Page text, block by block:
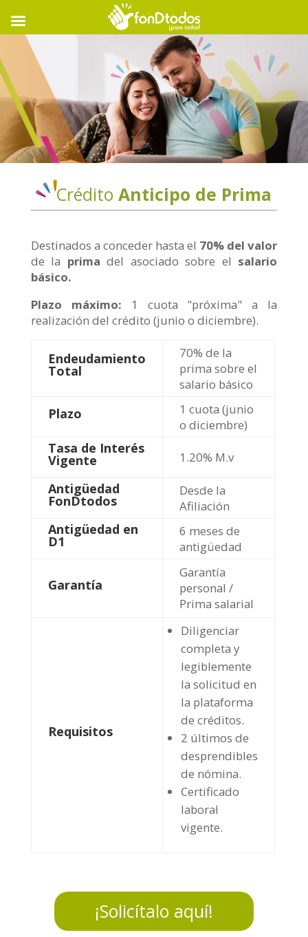
Crédito Anticipo de Prima
Destinados a conceder hasta el 70% del valor
de la prima del asociado sobre el salario
básico.
Plazo máximo: 1 cuota "próxima" a la
realización del crédito (junio o diciembre).
Endeudamiento
Total
70% de la
prima sobre el
salario básico
Plazo
1 cuota (junio
o diciembre)
Tasa de Interés
Vigente 1.20% M.v
Antigüedad
FonDtodos
Desde la
Afiliación
Antigüedad en
D1
6 meses de
antigüedad
Garantía
Garantía
personal /
Prima salarial
Requisitos
Diligenciar
completa y
legiblemente
la solicitud en
la plataforma
de créditos.
2 últimos de
desprendibles
de nómina.
Certificado
laboral
vigente.
¡Solicítalo aquí!